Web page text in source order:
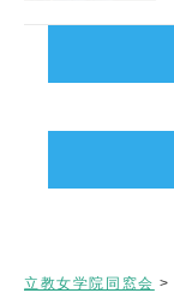
立教女学院同窓会 >